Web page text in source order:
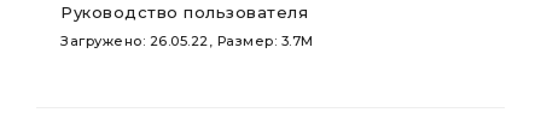
Руководство пользователя
Загружено: 26.05.22, Размер: 3.7M